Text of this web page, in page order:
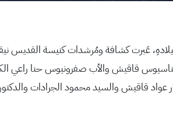
ميلادهِ، عَبرت كشافة ومُرشدات كنيسة
قاقيش والأب صفرونيوس حنا راعي
عواد قاقيش والسيد محمود الجرادات